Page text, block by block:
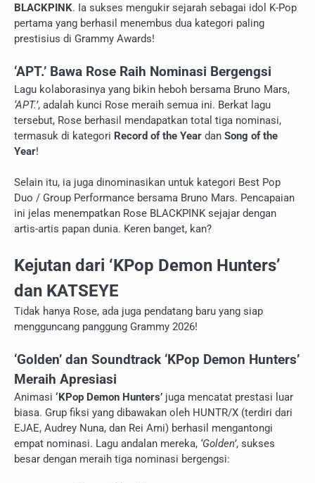
BLACKPINK. Ia sukses mengukir sejarah sebagai idol K-Pop
pertama yang berhasil menembus dua kategori paling
prestisius di Grammy Awards!
‘APT.’ Bawa Rose Raih Nominasi Bergengsi
Lagu kolaborasinya yang bikin heboh bersama Bruno Mars,
‘APT.’, adalah kunci Rose meraih semua ini. Berkat lagu
tersebut, Rose berhasil mendapatkan total tiga nominasi,
termasuk di kategori Record of the Year dan Song of the
Year!
Selain itu, ia juga dinominasikan untuk kategori Best Pop
Duo / Group Performance bersama Bruno Mars. Pencapaian
ini jelas menempatkan Rose BLACKPINK sejajar dengan
artis-artis papan dunia. Keren banget, kan?
Kejutan dari ‘KPop Demon Hunters’
dan KATSEYE
Tidak hanya Rose, ada juga pendatang baru yang siap
mengguncang panggung Grammy 2026!
‘Golden’ dan Soundtrack ‘KPop Demon Hunters’
Meraih Apresiasi
Animasi ‘KPop Demon Hunters’ juga mencatat prestasi luar
biasa. Grup fiksi yang dibawakan oleh HUNTR/X (terdiri dari
EJAE, Audrey Nuna, dan Rei Ami) berhasil mengantongi
empat nominasi. Lagu andalan mereka, ‘Golden’, sukses
besar dengan meraih tiga nominasi bergengsi: